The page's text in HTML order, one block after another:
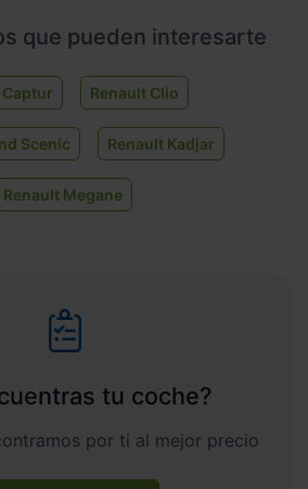
que pueden interesarte
Renault Clio
Scenic Renault Kadjar
Renault Megane
tu coche?
por ti al mejor precio